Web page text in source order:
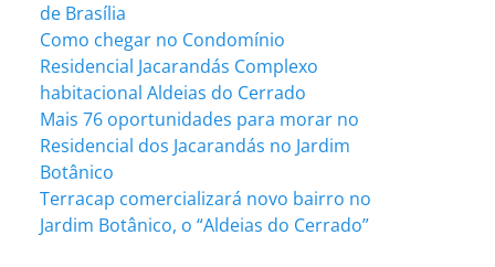
de Brasília
Como chegar no Condomínio
Residencial Jacarandás Complexo
habitacional Aldeias do Cerrado
Mais 76 oportunidades para morar no
Residencial dos Jacarandás no Jardim
Botânico
Terracap comercializará novo bairro no
Jardim Botânico, o “Aldeias do Cerrado”